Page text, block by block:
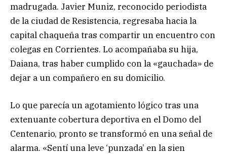
madrugada. Javier Muniz, reconocido periodista
de la ciudad de Resistencia, regresaba hacia la
capital chaqueña tras compartir un encuentro con
colegas en Corrientes. Lo acompañaba su hija,
Daiana, tras haber cumplido con la «gauchada» de
dejar a un compañero en su domicilio.
Lo que parecía un agotamiento lógico tras una
extenuante cobertura deportiva en el Domo del
Centenario, pronto se transformó en una señal de
alarma. «Sentí una leve ‘punzada’ en la sien